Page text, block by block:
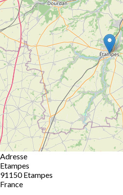
Adresse
Etampes
91150 Etampes
France